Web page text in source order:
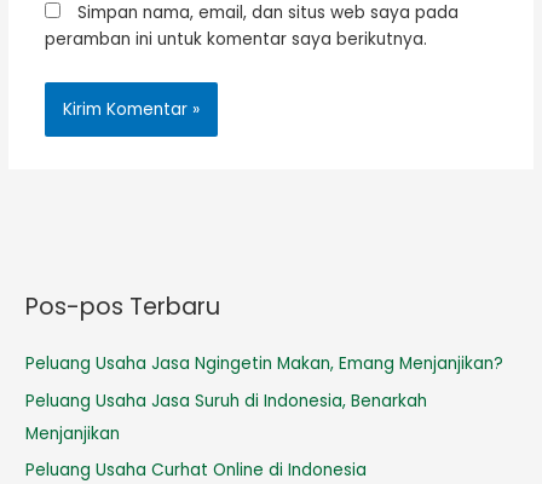
Simpan nama, email, dan situs web saya pada
peramban ini untuk komentar saya berikutnya.
Pos-pos Terbaru
Peluang Usaha Jasa Ngingetin Makan, Emang Menjanjikan?
Peluang Usaha Jasa Suruh di Indonesia, Benarkah
Menjanjikan
Peluang Usaha Curhat Online di Indonesia